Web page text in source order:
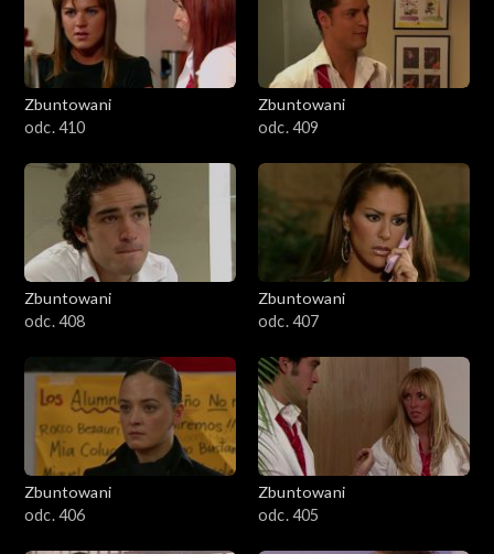
Zbuntowani
odc. 410
Zbuntowani
odc. 409
Zbuntowani
odc. 408
Zbuntowani
odc. 407
Zbuntowani
odc. 406
Zbuntowani
odc. 405